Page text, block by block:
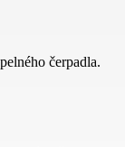
čerpadla.